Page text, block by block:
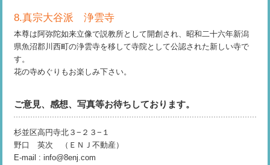
8.真宗大谷派 浄雲寺
本尊は阿弥陀如来立像で説教所として開創され、昭和二十六年新潟
県魚沼郡川西町の浄雲寺を移して寺院として公認された新しい寺で
す。
花の寺めぐりもお楽しみ下さい。
ご意見、感想、写真等お待ちしております。
杉並区高円寺北３−２３−１
野口 英次 （ＥＮＪ不動産）
E-mail : info@8enj.com